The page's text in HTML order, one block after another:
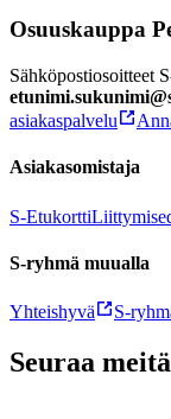
Osuuskauppa
Sähköpostiosoitteet
asiakaspalvelu
Asiakasomistaja
S-Etukortti
S-ryhmä muualla
Yhteishyvä S-
Seuraa